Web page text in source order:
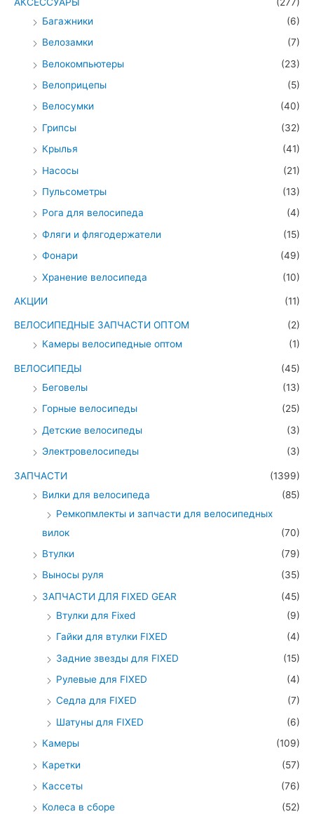
Багажники
(6)
Велозамки
(7)
Велокомпьютеры
(23)
Велоприцепы
(5)
Велосумки
(40)
Грипсы
(32)
Крылья
(41)
Насосы
(21)
Пульсометры
(13)
Рога для велосипеда
(4)
Фляги и флягодержатели
(15)
Фонари
(49)
Хранение велосипеда
(10)
АКЦИИ (11)
ВЕЛОСИПЕДНЫЕ ЗАПЧАСТИ ОПТОМ
(2)
Камеры велосипедные оптом
(1)
ВЕЛОСИПЕДЫ
(45)
Беговелы
(13)
Горные велосипеды
(25)
Детские велосипеды
(3)
Электровелосипеды
(3)
ЗАПЧАСТИ
(1399)
Вилки для велосипеда
(85)
Ремкопмлекты и запчасти для велосипедных
вилок
(70)
Втулки
(79)
Выносы руля
(35)
ЗАПЧАСТИ ДЛЯ FIXED GEAR
(45)
Втулки для Fixed
(9)
Гайки для втулки FIXED
(4)
Задние звезды для FIXED
(15)
Рулевые для FIXED
(4)
Седла для FIXED
(7)
Шатуны для FIXED
(6)
Камеры
(109)
Каретки
(57)
Кассеты
(76)
Колеса в сборе
(52)